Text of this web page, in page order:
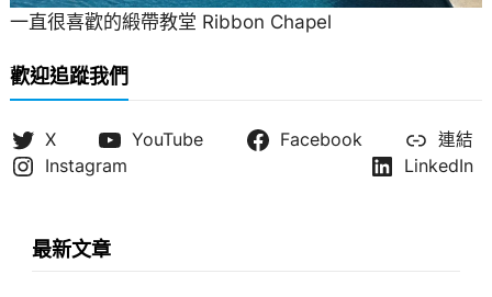
一直很喜歡的緞帶教堂 Ribbon Chapel
歡迎追蹤我們
X YouTube Facebook
連結
Instagram
LinkedIn
最新文章